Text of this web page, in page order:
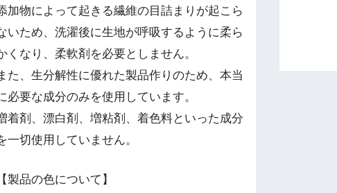
加物によって起きる繊維の目詰まりが起こら
いため、洗濯後に生地が呼吸するように柔ら
くなり、柔軟剤を必要としません。
た、生分解性に優れた製品作りのため、本当
必要な成分のみを使用しています。
着剤、漂白剤、増粘剤、着色料といった成分
一切使用していません。
【製品の色について】